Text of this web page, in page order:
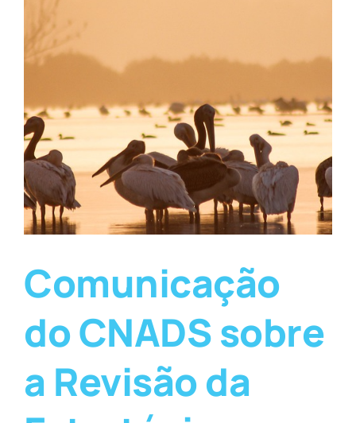
Comunicação
do CNADS sobre
a Revisão da